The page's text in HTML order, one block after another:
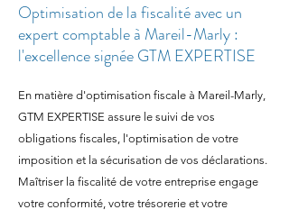
Optimisation de la fiscalité avec un
expert comptable à Mareil-Marly :
l'excellence signée GTM EXPERTISE
En matière d'optimisation fiscale à Mareil-Marly,
GTM EXPERTISE assure le suivi de vos
obligations fiscales, l'optimisation de votre
imposition et la sécurisation de vos déclarations.
Maîtriser la fiscalité de votre entreprise engage
votre conformité, votre trésorerie et votre